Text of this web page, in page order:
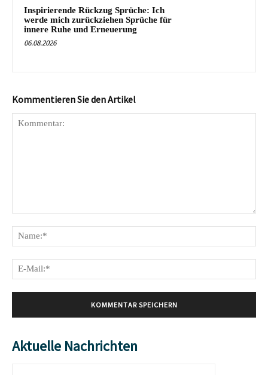
Inspirierende Rückzug Sprüche: Ich
werde mich zurückziehen Sprüche für
innere Ruhe und Erneuerung
06.08.2026
Kommentieren Sie den Artikel
Aktuelle Nachrichten